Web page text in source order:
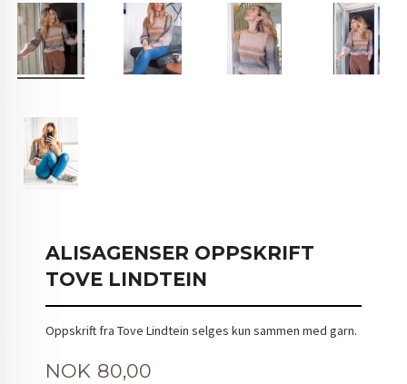
ALISAGENSER OPPSKRIFT
TOVE LINDTEIN
Oppskrift fra Tove Lindtein selges kun sammen med garn.
Pris
NOK 80,00